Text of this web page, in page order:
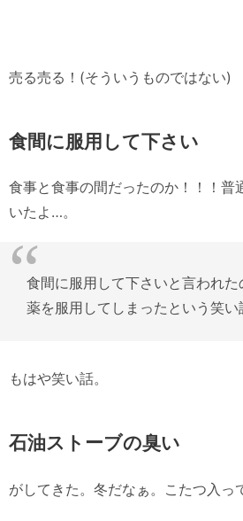
売る売る！(そういうものではない)
食間に服用して下さい
食事と食事の間だったのか！！！普
いたよ…。
食間に服用して下さいと言われ
薬を服用してしまったという笑
もはや笑い話。
石油ストーブの臭い
がしてきた。冬だなぁ。こたつ入っ